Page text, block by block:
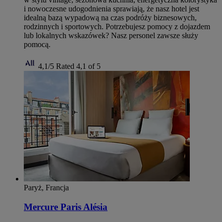
i nowoczesne udogodnienia sprawiają, że nasz hotel jest
idealną bazą wypadową na czas podróży biznesowych,
rodzinnych i sportowych. Potrzebujesz pomocy z dojazdem
lub lokalnych wskazówek? Nasz personel zawsze służy
pomocą.
4,1/5 Rated 4,1 of 5
Paryż, Francja
Mercure Paris Alésia